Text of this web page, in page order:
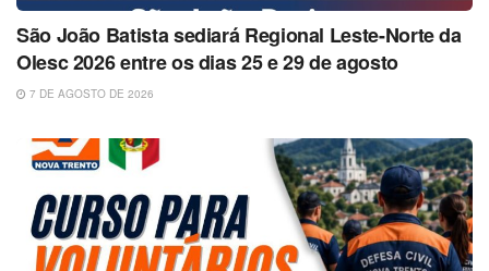
São João Batista sediará Regional Leste-Norte da
Olesc 2026 entre os dias 25 e 29 de agosto
7 DE AGOSTO DE 2026